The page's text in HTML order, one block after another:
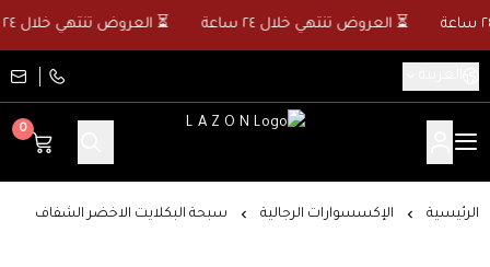
⏳ العروض تنتهي خلال ٢٤ ساعة ⏳ العروض تنتهي خلال ٢٤ ساعة
0
الرئيسية الإكسسوارات الرجالية سبحة البكلايت الاخضر الشفاف